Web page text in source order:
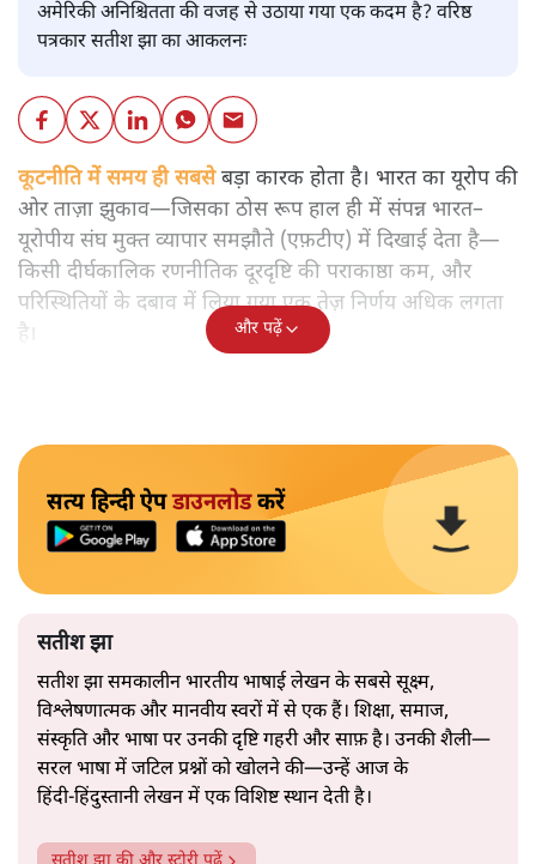
अमेरिकी अनिश्चितता की वजह से उठाया गया एक कदम है? वरिष्ठ
पत्रकार सतीश झा का आकलनः
कूटनीति में समय ही सबसेबड़ा कारक होता है। भारत का यूरोप की
ओर ताज़ा झुकाव—जिसका ठोस रूप हाल ही में संपन्न भारत–
यूरोपीय संघ मुक्त व्यापार समझौते (एफ़टीए) में दिखाई देता है—
किसी दीर्घकालिक रणनीतिक दूरदृष्टि की पराकाष्ठा कम, और
परिस्थितियों के दबाव में लिया गया एक तेज़ निर्णय अधिक लगता
है।
और पढ़ें
सत्य हिन्दी ऐपडाउनलोडकरें
सतीश झा
सतीश झा समकालीन भारतीय भाषाई लेखन के सबसे सूक्ष्म,
विश्लेषणात्मक और मानवीय स्वरों में से एक हैं। शिक्षा, समाज,
संस्कृति और भाषा पर उनकी दृष्टि गहरी और साफ़ है। उनकी शैली—
सरल भाषा में जटिल प्रश्नों को खोलने की—उन्हें आज के
हिंदी‑हिंदुस्तानी लेखन में एक विशिष्ट स्थान देती है।